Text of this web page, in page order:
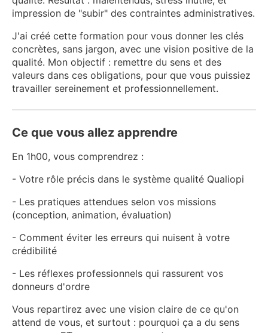
impression de "subir" des contraintes administratives.
J'ai créé cette formation pour vous donner les clés
concrètes, sans jargon, avec une vision positive de la
qualité. Mon objectif : remettre du sens et des
valeurs dans ces obligations, pour que vous puissiez
travailler sereinement et professionnellement.
Ce que vous allez apprendre
En 1h00, vous comprendrez :
- Votre rôle précis dans le système qualité Qualiopi
- Les pratiques attendues selon vos missions
(conception, animation, évaluation)
- Comment éviter les erreurs qui nuisent à votre
crédibilité
- Les réflexes professionnels qui rassurent vos
donneurs d'ordre
Vous repartirez avec une vision claire de ce qu'on
attend de vous, et surtout : pourquoi ça a du sens